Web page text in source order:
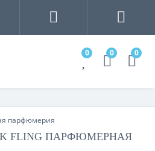
0 0 0
парфюмерия
FLING ПАРФЮМЕРНАЯ